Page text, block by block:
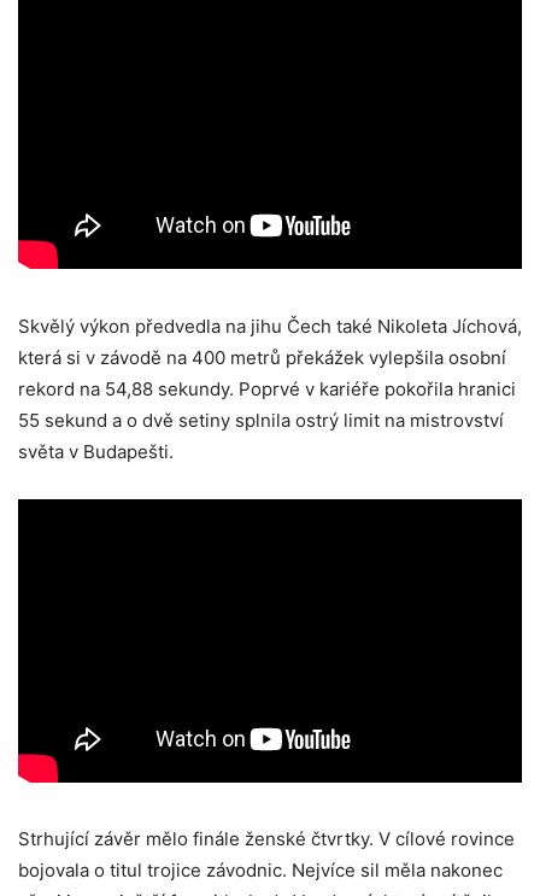
Skvělý výkon předvedla na jihu Čech také Nikoleta Jíchová,
která si v závodě na 400 metrů překážek vylepšila osobní
rekord na 54,88 sekundy. Poprvé v kariéře pokořila hranici
55 sekund a o dvě setiny splnila ostrý limit na mistrovství
světa v Budapešti.
Strhující závěr mělo finále ženské čtvrtky. V cílové rovince
bojovala o titul trojice závodnic. Nejvíce sil měla nakonec